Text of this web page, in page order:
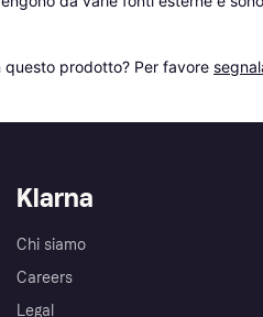
prodotto? Per favore
Klarna
Chi siamo
Careers
Legal